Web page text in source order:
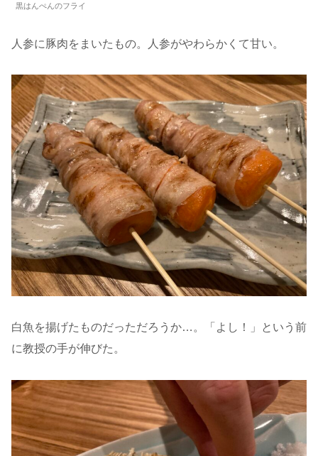
黒はんぺんのフライ
人参に豚肉をまいたもの。人参がやわらかくて甘い。
白魚を揚げたものだっただろうか…。「よし！」という前
に教授の手が伸びた。